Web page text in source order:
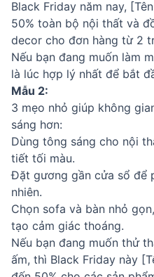
Black Friday năm nay,
50% toàn bộ nội thất và
decor cho đơn hàng từ 2
Nếu bạn đang muốn làm
là lúc hợp lý nhất để bắt
Mẫu 2:
3 mẹo nhỏ giúp không
sáng hơn:
Dùng tông sáng cho nội
tiết tối màu.
Đặt gương gần cửa sổ để
nhiên.
Chọn sofa và bàn nhỏ
tạo cảm giác thoáng.
Nếu bạn đang muốn thử
ấm, thì Black Friday này